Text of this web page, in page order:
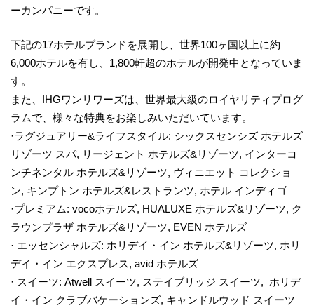
ーカンパニーです。
下記の17ホテルブランドを展開し、世界100ヶ国以上に約
6,000ホテルを有し、1,800軒超のホテルが開発中となっていま
す。
また、IHGワンリワーズは、世界最大級のロイヤリティプログ
ラムで、様々な特典をお楽しみいただいています。
·ラグジュアリー&ライフスタイル: シックスセンシズ ホテルズ
リゾーツ スパ, リージェント ホテルズ&リゾーツ, インターコ
ンチネンタル ホテルズ&リゾーツ, ヴィニエット コレクショ
ン, キンプトン ホテルズ&レストランツ, ホテル インディゴ
·プレミアム: vocoホテルズ, HUALUXE ホテルズ&リゾーツ, ク
ラウンプラザ ホテルズ&リゾーツ, EVEN ホテルズ
· エッセンシャルズ: ホリデイ・イン ホテルズ&リゾーツ, ホリ
デイ・イン エクスプレス, avid ホテルズ
· スイーツ: Atwell スイーツ, ステイブリッジ スイーツ, ホリデ
イ・イン クラブバケーションズ, キャンドルウッド スイーツ